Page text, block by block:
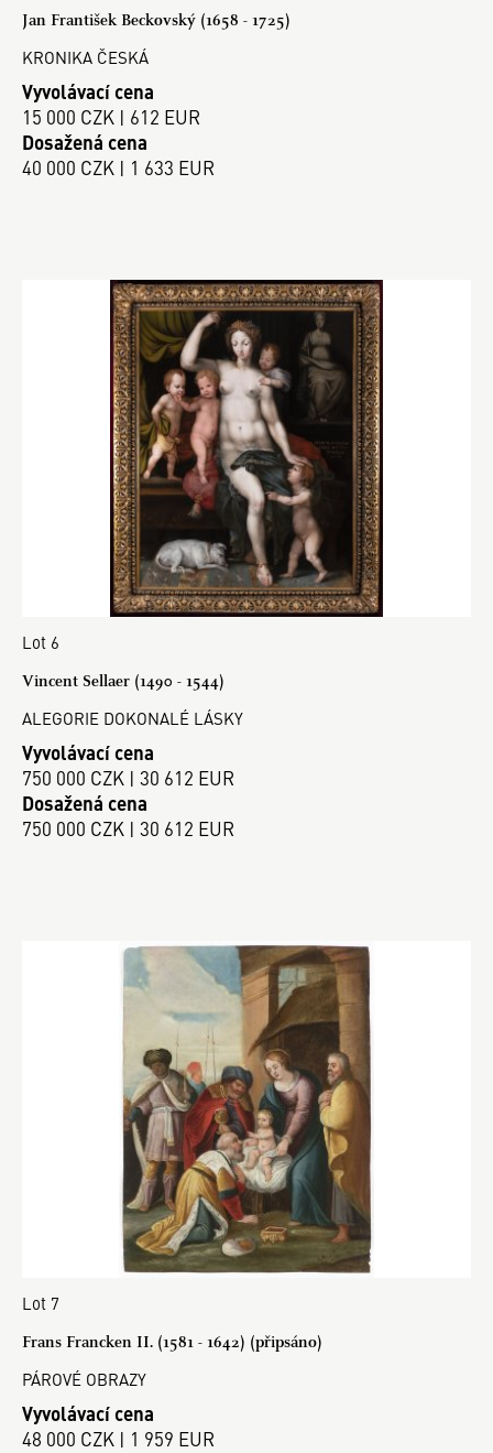
Jan František Beckovský (1658 - 1725)
KRONIKA ČESKÁ
Vyvolávací cena
15 000 CZK | 612 EUR
Dosažená cena
40 000 CZK | 1 633 EUR
Lot 6
Vincent Sellaer (1490 - 1544)
ALEGORIE DOKONALÉ LÁSKY
Vyvolávací cena
750 000 CZK | 30 612 EUR
Dosažená cena
750 000 CZK | 30 612 EUR
Lot 7
Frans Francken II. (1581 - 1642) (připsáno)
PÁROVÉ OBRAZY
Vyvolávací cena
48 000 CZK | 1 959 EUR